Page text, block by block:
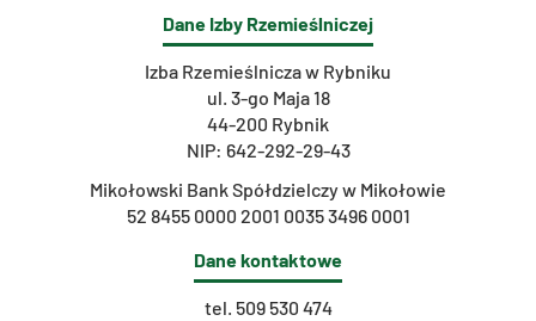
Dane Izby Rzemieślniczej
Izba Rzemieślnicza w Rybniku
ul. 3-go Maja 18
44-200 Rybnik
NIP: 642-292-29-43
Mikołowski Bank Spółdzielczy w Mikołowie
52 8455 0000 2001 0035 3496 0001
Dane kontaktowe
tel. 509 530 474